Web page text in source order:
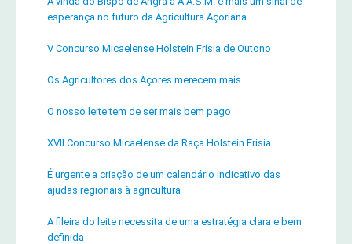
esperança no futuro da Agricultura Açoriana
V Concurso Micaelense Holstein Frísia de Outono
Os Agricultores dos Açores merecem mais
O nosso leite tem de ser mais bem pago
XVII Concurso Micaelense da Raça Holstein Frísia
É urgente a criação de um calendário indicativo das
ajudas regionais à agricultura
A fileira do leite necessita de uma estratégia clara e bem
definida